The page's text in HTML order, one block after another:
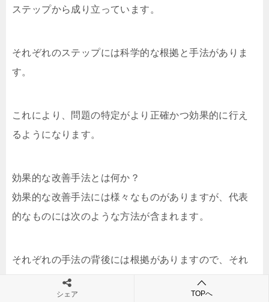
ステップから成り立っています。
それぞれのステップには科学的な根拠と手法がありま
す。
これにより、問題の特定がより正確かつ効果的に行え
るようになります。
効果的な改善手法とは何か？
効果的な改善手法には様々なものがありますが、代表
的なものには次のような方法が含まれます。
それぞれの手法の背後には根拠がありますので、それ
も併せて紹介します。
シェア TOPへ